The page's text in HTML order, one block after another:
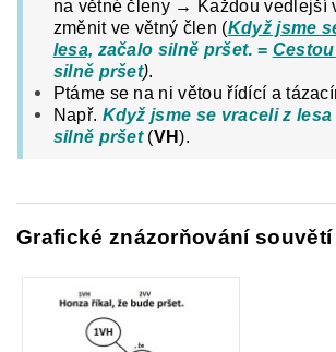
na větné členy → Každou vedlejší
změnit ve větný člen (Když jsme
lesa, začalo silně pršet. =
silně pršet).
Ptáme se na ni větou řídící a
Např. Když jsme se vraceli z lesa
silně pršet(VH).
Grafické znázorňování souvětí